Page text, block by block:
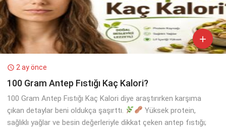

 2 ay önce
100 Gram Antep Fıstığı Kaç Kalori?
100 Gram Antep Fıstığı Kaç Kalori diye araştırırken karşıma
çıkan detaylar beni oldukça şaşırttı.
Yüksek protein,
sağlıklı yağlar ve besin değerleriyle dikkat çeken antep fıstığı;